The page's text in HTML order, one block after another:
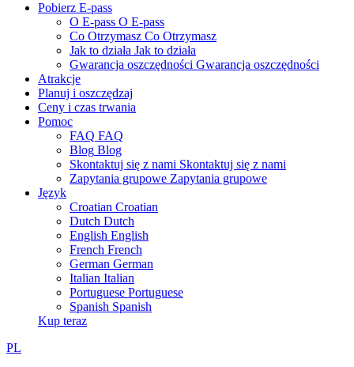
Pobierz E-pass
O E-pass O E-pass
Co Otrzymasz Co Otrzymasz
Jak to działa Jak to działa
Gwarancja oszczędności Gwarancja oszczędności
Atrakcje
Planuj i oszczędzaj
Ceny i czas trwania
Pomoc
FAQ FAQ
Blog Blog
Skontaktuj się z nami Skontaktuj się z nami
Zapytania grupowe Zapytania grupowe
Język
Croatian Croatian
Dutch Dutch
English English
French French
German German
Italian Italian
Portuguese Portuguese
Spanish Spanish
Kup teraz
PL